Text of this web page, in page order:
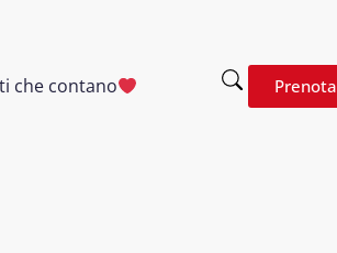
che contano Prenota